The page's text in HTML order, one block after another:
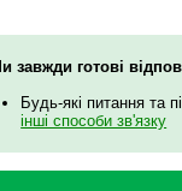
завжди готові
Будь-які питання та
інші способи зв'язку